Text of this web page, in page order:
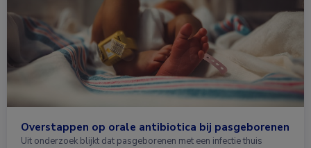
Overstappen op orale antibiotica bij pasgeborenen
Uit onderzoek blijkt dat pasgeborenen met een infectie thuis